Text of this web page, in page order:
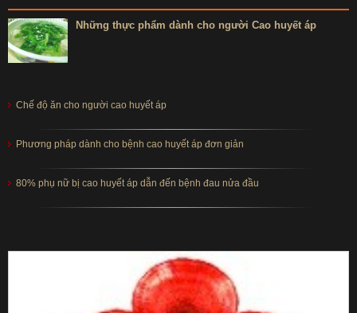
Những thực phẩm dành cho người Cao huyết áp
Chế độ ăn cho người cao huyết áp
Phương pháp dành cho bệnh cao huyết áp đơn giản
80% phụ nữ bị cao huyết áp dẫn đến bệnh đau nửa đầu